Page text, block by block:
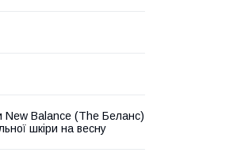
New Balance (The Беланс)
шкіри на весну